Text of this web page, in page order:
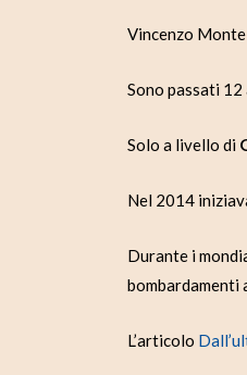
Vincenzo
Sono passati 12
Solo a livello di
Nel 2014
Durante i
L’articolo